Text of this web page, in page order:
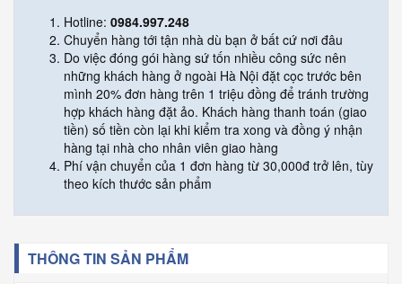
Hotline: 0984.997.248
Chuyển hàng tới tận nhà dù bạn ở bất cứ nơi đâu
Do việc đóng gói hàng sứ tốn nhiều công sức nên
những khách hàng ở ngoài Hà Nội đặt cọc trước bên
mình 20% đơn hàng trên 1 triệu đồng để tránh trường
hợp khách hàng đặt ảo. Khách hàng thanh toán (giao
tiền) số tiền còn lại khi kiểm tra xong và đồng ý nhận
hàng tại nhà cho nhân viên giao hàng
Phí vận chuyển của 1 đơn hàng từ 30,000đ trở lên, tùy
theo kích thước sản phẩm
THÔNG TIN SẢN PHẨM